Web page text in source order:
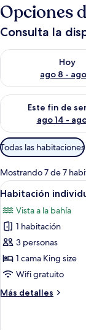
Opciones
Consulta la
Hoy
ago 8 -
Consulta la
Este fin de
ago 14 -
Consulta la
Filtros
disponibles
para
las
habitaciones
Todas las habitaciones
Mostrando 7 de 7
Abrir
todas
las
fotos
de
Habitación
individual
15
Habitación
Vista a la bahía
1 habitación
3 personas
1 cama King size
Wifi gratuito
Más detalles
Más